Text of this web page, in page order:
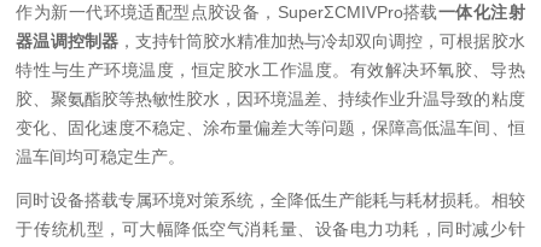
作为新一代环境适配型点胶设备，SuperΣCMIVPro搭载一体化注射
器温调控制器，支持针筒胶水精准加热与冷却双向调控，可根据胶水
特性与生产环境温度，恒定胶水工作温度。有效解决环氧胶、导热
胶、聚氨酯胶等热敏性胶水，因环境温差、持续作业升温导致的粘度
变化、固化速度不稳定、涂布量偏差大等问题，保障高低温车间、恒
温车间均可稳定生产。
同时设备搭载专属环境对策系统，全降低生产能耗与耗材损耗。相较
于传统机型，可大幅降低空气消耗量、设备电力功耗，同时减少针